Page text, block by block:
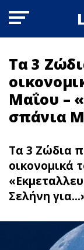
Τα 3
Μαΐου –
σπάνια
Τα 3 Zώδια
οικονομικά
Σελήνη